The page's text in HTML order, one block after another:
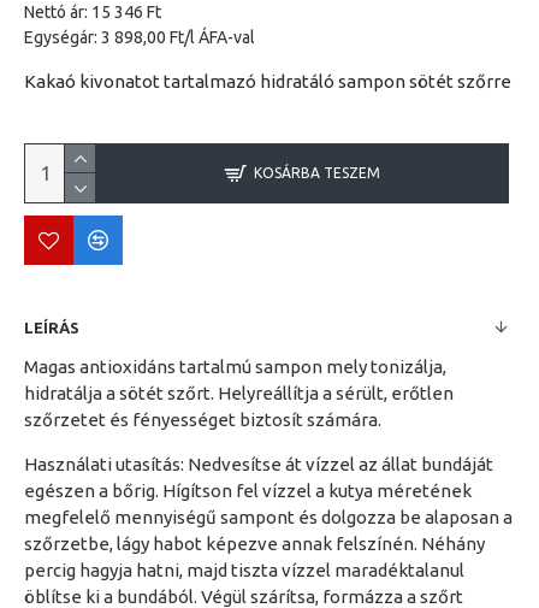
Nettó ár: 15 346 Ft
Egységár: 3 898,00 Ft/l ÁFA-val
Kakaó kivonatot tartalmazó hidratáló sampon sötét szőrre
KOSÁRBA TESZEM
LEÍRÁS
Magas antioxidáns tartalmú sampon mely tonizálja,
hidratálja a sötét szőrt. Helyreállítja a sérült, erőtlen
szőrzetet és fényességet biztosít számára.
Használati utasítás: Nedvesítse át vízzel az állat bundáját
egészen a bőrig. Hígítson fel vízzel a kutya méretének
megfelelő mennyiségű sampont és dolgozza be alaposan a
szőrzetbe, lágy habot képezve annak felszínén. Néhány
percig hagyja hatni, majd tiszta vízzel maradéktalanul
öblítse ki a bundából. Végül szárítsa, formázza a szőrt